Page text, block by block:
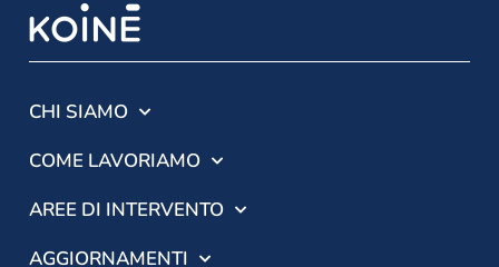
CHI SIAMO
COME LAVORIAMO
AREE DI INTERVENTO
AGGIORNAMENTI